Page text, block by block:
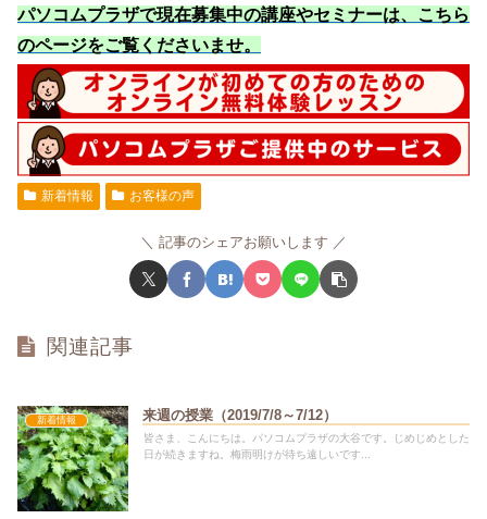
パソコムプラザで現在募集中の講座やセミナーは、こちら
のページをご覧くださいませ。
新着情報 お客様の声
記事のシェアお願いします
関連記事
新着情報 来週の授業（2019/7/8～7/12）
皆さま、こんにちは。パソコムプラザの大谷です。じめじめとした
日が続きますね。梅雨明けが待ち遠しいです...